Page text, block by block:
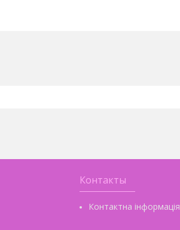
Контакты
Контактна інформація